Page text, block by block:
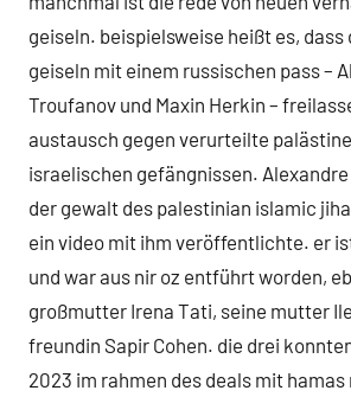
geiseln. beispielsweise heißt es, dass
geiseln mit einem russischen pass –
Troufanov und Maxin Herkin –
austausch gegen verurteilte
israelischen gefängnissen.
der gewalt des palestinian islamic
ein video mit ihm veröffentlichte. er
und war aus nir oz entführt worden,
großmutter Irena Tati, seine mutter
freundin Sapir Cohen. die drei
2023 im rahmen des deals mit hamas